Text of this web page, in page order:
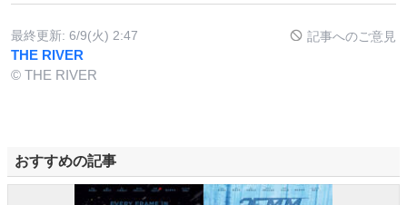
最終更新: 6/9(火) 2:47 記事へのご意見
THE RIVER
© THE RIVER
おすすめの記事